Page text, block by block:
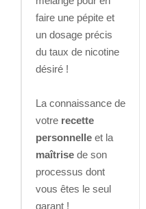
faire une pépite et
un dosage précis
du taux de nicotine
désiré !
La connaissance de
votre recette
personnelle et la
maîtrise de son
processus dont
vous êtes le seul
garant !